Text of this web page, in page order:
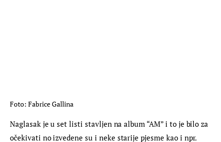
Foto: Fabrice Gallina
Naglasak je u set listi stavljen na album “AM” i to je bilo za
očekivati no izvedene su i neke starije pjesme kao i npr.